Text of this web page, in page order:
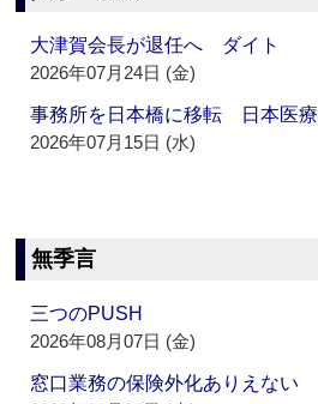
大津賀会長が退任へ ダイト
2026年07月24日 (金)
事務所を日本橋に移転 日本医
2026年07月15日 (水)
無季言
三つのPUSH
2026年08月07日 (金)
窓口業務の保険外化ありえない